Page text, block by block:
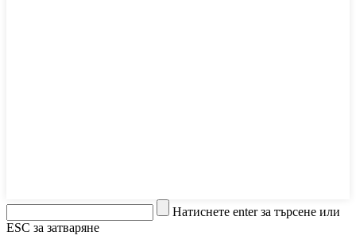
Натиснете enter за търсене или
ESC за затваряне